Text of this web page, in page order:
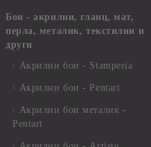
Бои - акрилни, гланц, мат,
перла, металик, текстилни и
други
Акрилни бои - Stamperia
Акрилни бои - Pentart
Акрилни бои металик -
Pentart